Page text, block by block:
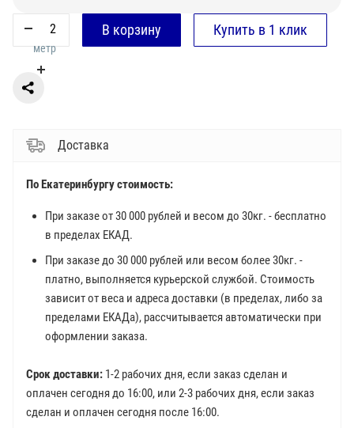
метр
Доставка
По Екатеринбургу стоимость:
При заказе от 30 000 рублей и весом до 30кг. - бесплатно
в пределах ЕКАД.
При заказе до 30 000 рублей или весом более 30кг. -
платно, выполняется курьерской службой. Стоимость
зависит от веса и адреса доставки (в пределах, либо за
пределами ЕКАДа), рассчитывается автоматически при
оформлении заказа.
Срок доставки: 1-2 рабочих дня, если заказ сделан и
оплачен сегодня до 16:00, или 2-3 рабочих дня, если заказ
сделан и оплачен сегодня после 16:00.